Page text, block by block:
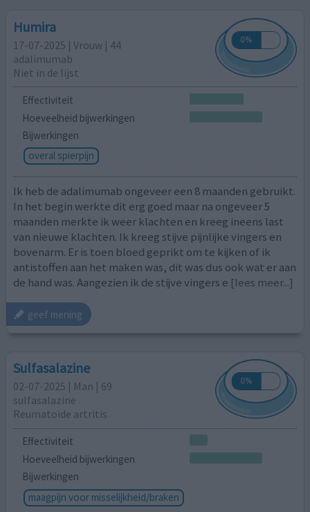
Humira
17-07-2025 | Vrouw | 44
adalimumab
Niet in de lijst
Effectiviteit
Hoeveelheid bijwerkingen
Bijwerkingen
overal spierpijn
Ik heb de adalimumab ongeveer een 8 maanden gebruikt.
In het begin werkte dit erg goed maar na ongeveer 5
maanden merkte ik weer klachten en kreeg ineens last
van nieuwe klachten. Ik kreeg stijve pijnlijke vingers en
bovenarm. Er is toen bloed geprikt om te kijken of ik
antistoffen aan het maken was, dit was dus ook wat er aan
de hand was. Aangezien ik de stijve vingers e [lees meer...]
geef mening
Sulfasalazine
02-07-2025 | Man | 69
sulfasalazine
Reumatoïde artritis
Effectiviteit
Hoeveelheid bijwerkingen
Bijwerkingen
maagpijn voor misselijkheid/braken